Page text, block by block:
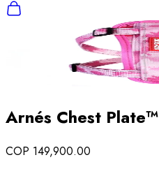
Arnés Chest Plate™
COP 149,900.00